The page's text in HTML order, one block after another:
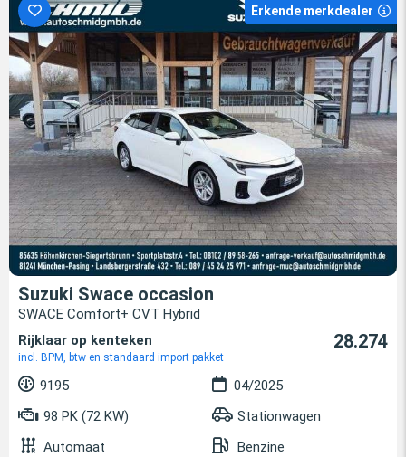
Erkende merkdealer
Suzuki Swace occasion
SWACE Comfort+ CVT Hybrid
Rijklaar op kenteken
incl. BPM, btw en standaard import pakket
28.274
9195
04/2025
98 PK (72 KW)
Stationwagen
Automaat
Benzine